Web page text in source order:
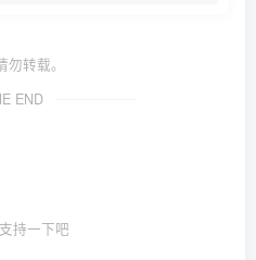
转载。
END
持一下吧